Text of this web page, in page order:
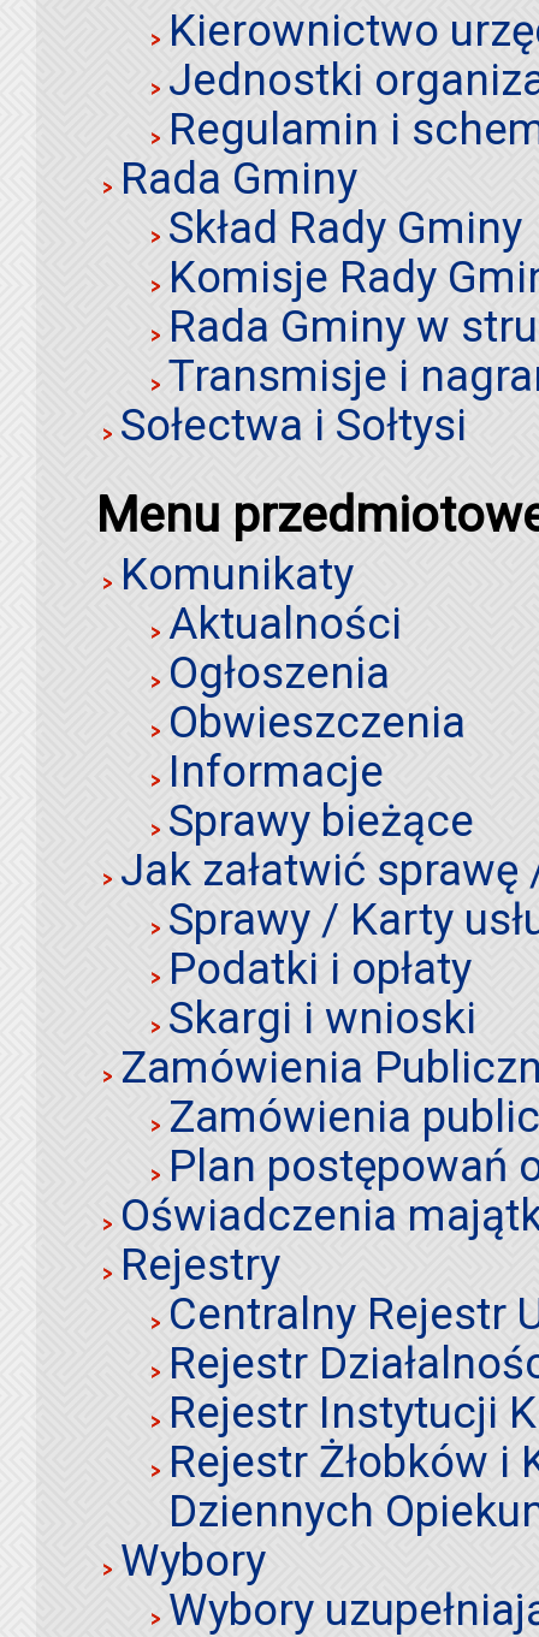
Kierownictwo
Jednostki
Regulamin i
Rada Gminy
Skład Rady Gminy
Komisje Rady
Rada Gminy w
Transmisje i
Sołectwa i Sołtysi
Menu
Komunikaty
Aktualności
Ogłoszenia
Obwieszczenia
Informacje
Sprawy bieżące
Jak załatwić sprawę
Sprawy / Karty
Podatki i opłaty
Skargi i wnioski
Zamówienia
Zamówienia
Plan postępowań
Oświadczenia
Rejestry
Centralny Rejestr
Rejestr
Rejestr Instytucji
Rejestr Żłobków i
Dziennych
Wybory
Wybory